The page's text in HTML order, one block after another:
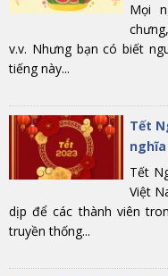
Mọi
v.v. Nhưng bạn có biết
tiếng này...
Tết
Tết
Việt
dịp để các thành viên
truyền thống...